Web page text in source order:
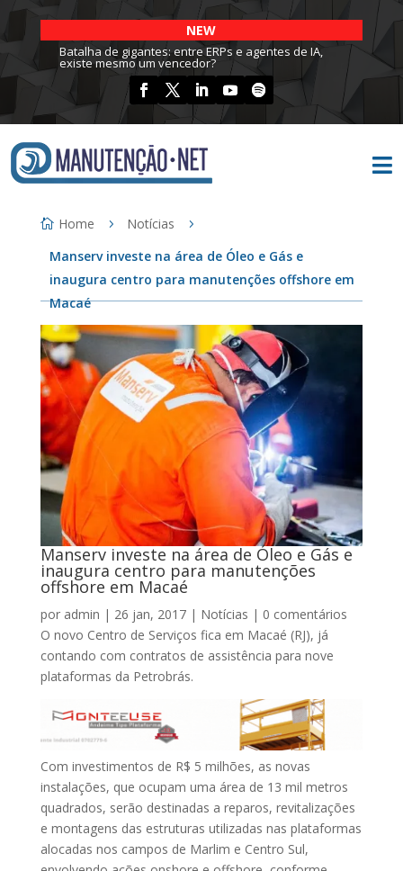
NEW
Batalha de gigantes: entre ERPs e agentes de IA,
existe mesmo um vencedor?

Home
Notícias
Manserv investe na área de Óleo e Gás e
inaugura centro para manutenções offshore em
Macaé
Manserv investe na área de Óleo e Gás e
inaugura centro para manutenções
offshore em Macaé
por admin | 26 jan, 2017| Notícias | 0 comentários
O novo Centro de Serviços fica em Macaé (RJ), já
contando com contratos de assistência para nove
plataformas da Petrobrás.
Com investimentos de R$ 5 milhões, as novas
instalações, que ocupam uma área de 13 mil metros
quadrados, serão destinadas a reparos, revitalizações
e montagens das estruturas utilizadas nas plataformas
alocadas nos campos de Marlim e Centro Sul,